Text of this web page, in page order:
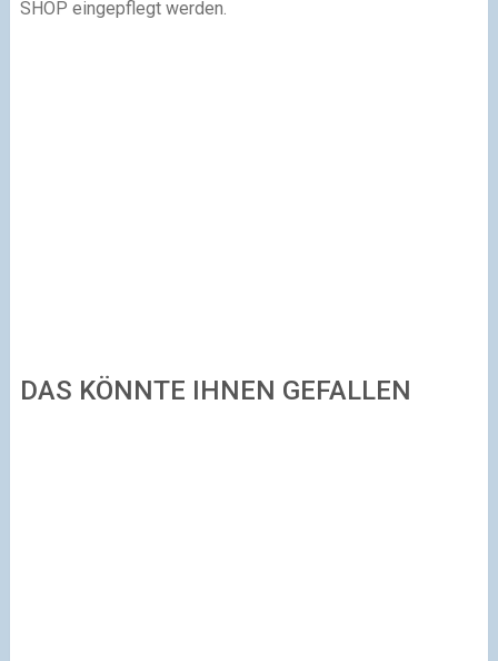
SHOP eingepflegt werden.
DAS KÖNNTE IHNEN GEFALLEN